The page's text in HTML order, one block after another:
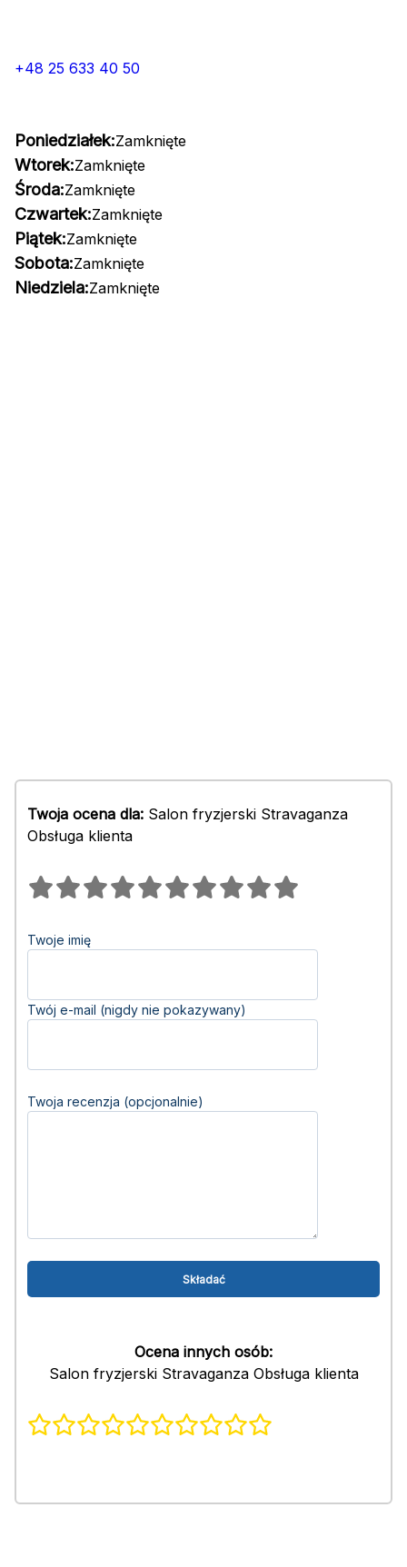
+48 25 633 40 50
Poniedziałek:Zamknięte
Wtorek:Zamknięte
Środa:Zamknięte
Czwartek:Zamknięte
Piątek:Zamknięte
Sobota:Zamknięte
Niedziela:Zamknięte
Twoja ocena dla: Salon fryzjerski Stravaganza
Obsługa klienta
Twoje imię
Twój e-mail (nigdy nie pokazywany)
Twoja recenzja (opcjonalnie)
Ocena innych osób:
Salon fryzjerski Stravaganza Obsługa klienta